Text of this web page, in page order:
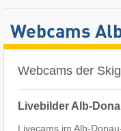
Webcams
Webcams der
Livebilder Alb-
Livecams im Alb-